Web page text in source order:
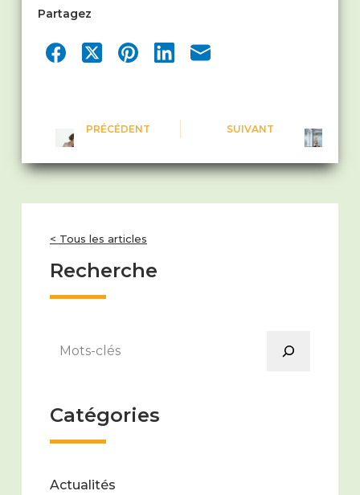
Partagez
PRÉCÉDENT SUIVANT
< Tous les articles
Recherche
Catégories
Actualités